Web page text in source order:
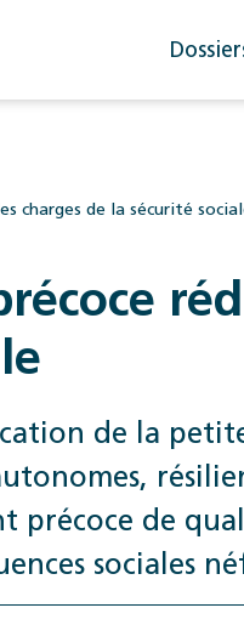
charges de la sécurité
de la
précoce de
sociales